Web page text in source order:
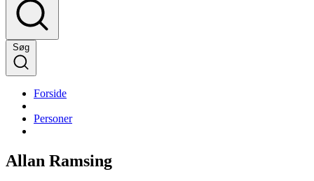
Søg
Forside
Personer
Allan Ramsing